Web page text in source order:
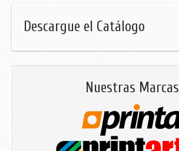
Descargue el Catálogo
Nuestras Marcas